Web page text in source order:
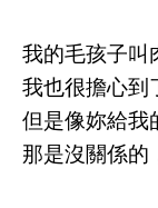
我的毛孩子叫
我也很擔心到
但是像妳給我
那是沒關係的